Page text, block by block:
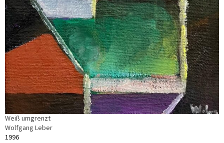
Weiß umgrenzt
Wolfgang Leber
1996